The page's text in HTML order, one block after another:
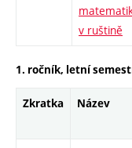
v ruštině
1. ročník, letní
Zkratka Název